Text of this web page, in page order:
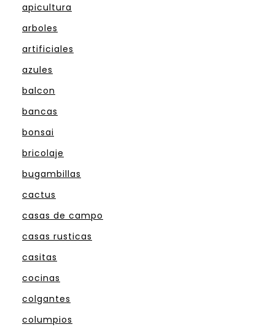
apicultura
arboles
artificiales
azules
balcon
bancas
bonsai
bricolaje
bugambillas
cactus
casas de campo
casas rusticas
casitas
cocinas
colgantes
columpios